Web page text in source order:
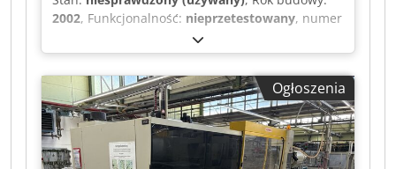
2002, Funkcjonalność: nieprzetestowany, numer
45719, całkowita długość:
9 000 mm, całkowita szerokość:2 300 mm,
całkowita wysokość:2 500 mm, masa całkowita:
33 500 kg, Obsługa obejmuje robot przemysłowy
poruszający się liniowo. Automatyzacja nie jest
wliczona w cenę, ale może być zakupiona na
życzenie. Automatyzacja jest zintegrowana,
Ogłoszenia